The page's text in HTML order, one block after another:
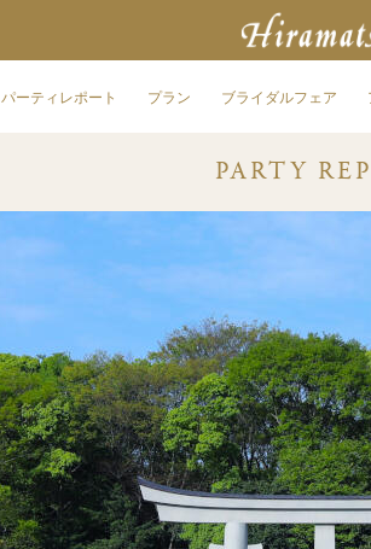
パーティレポート プラン ブライダルフェア
PARTY